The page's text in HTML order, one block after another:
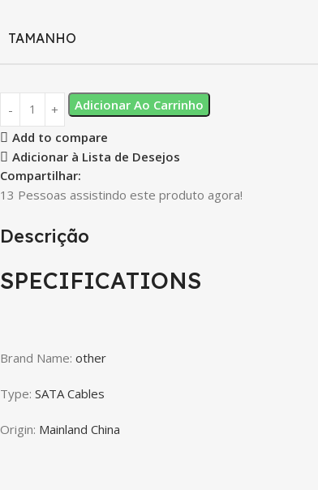
TAMANHO
Adicionar Ao Carrinho
Add to compare
Adicionar à Lista de Desejos
Compartilhar:
13 Pessoas assistindo este produto agora!
Descrição
SPECIFICATIONS
Brand Name: other
Type: SATA Cables
Origin: Mainland China